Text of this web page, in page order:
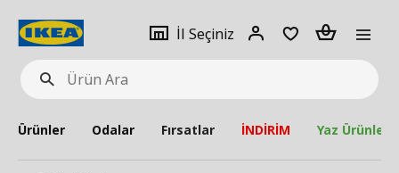
Ürün
Ara
İl Seçiniz
Giriş
Adet
Ürünler Odalar Fırsatlar İNDİRİM Yaz Ürünleri